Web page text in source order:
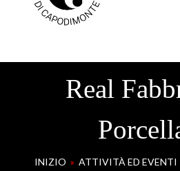
Real
INIZIO » ATTIVITÀ ED EVENTI